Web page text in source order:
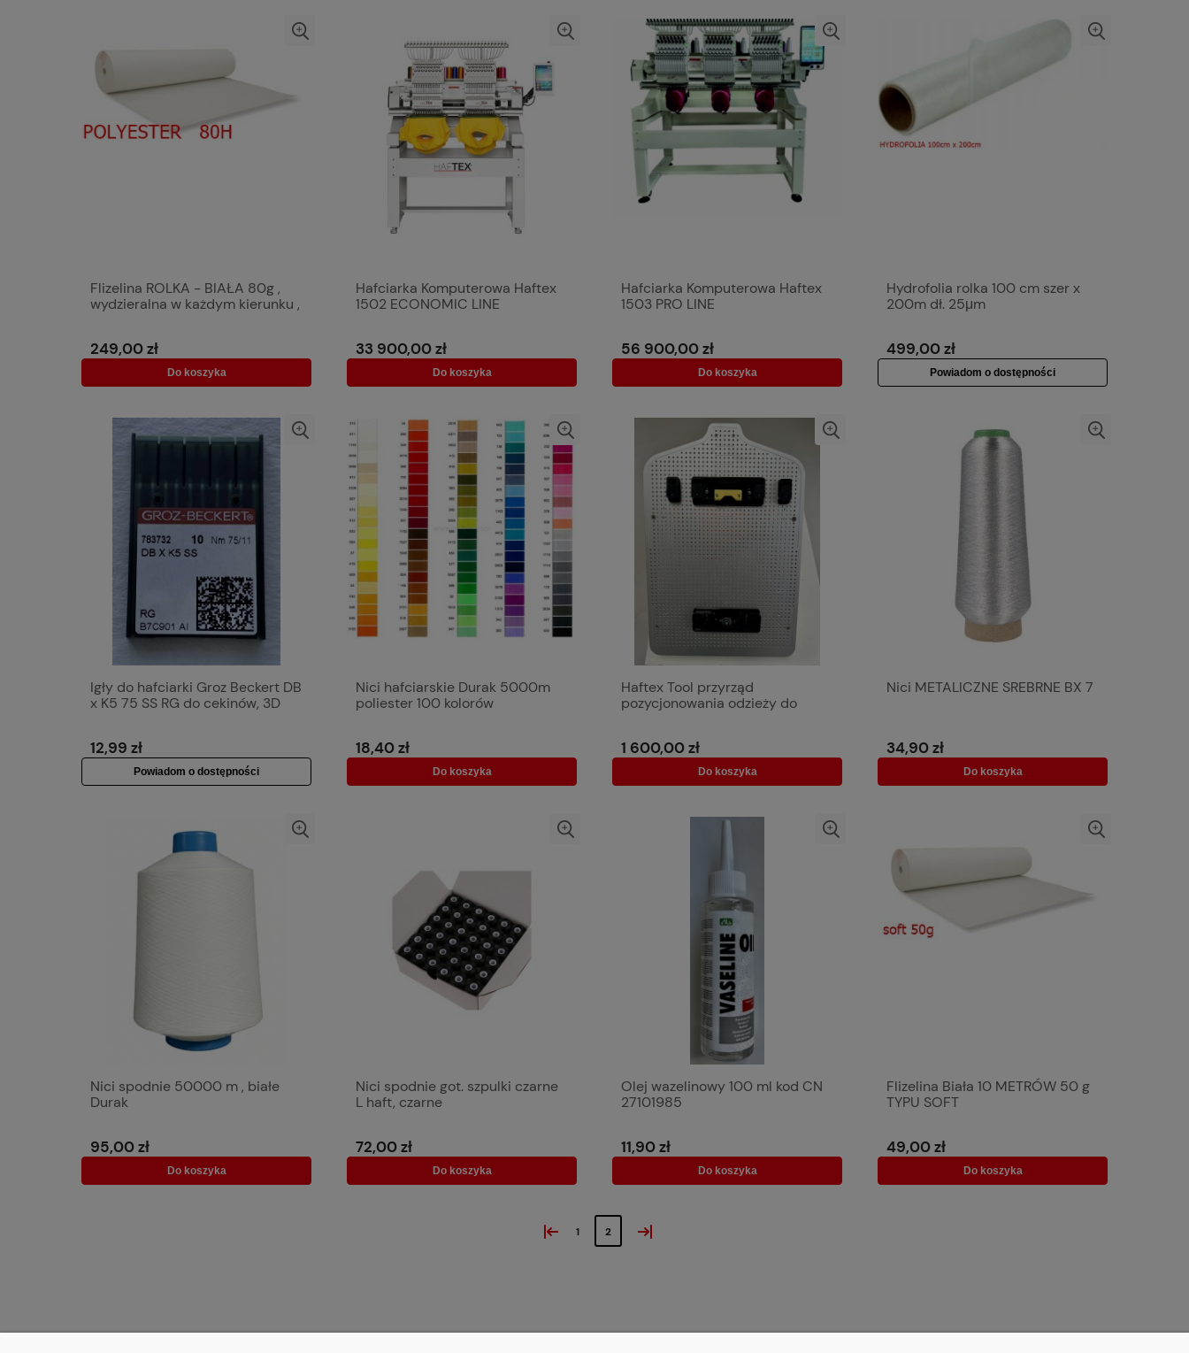
Flizelina ROLKA - BIAŁA 80g ,
wydzieralna w każdym kierunku ,
249,00 zł
Do koszyka
Hafciarka Komputerowa Haftex
1502 ECONOMIC LINE
33 900,00 zł
Do koszyka
Hafciarka Komputerowa Haftex
1503 PRO LINE
56 900,00 zł
Do koszyka
Hydrofolia rolka 100 cm szer x
200m dł. 25μm
499,00 zł
Powiadom o dostępności
Igły do hafciarki Groz Beckert DB
x K5 75 SS RG do cekinów, 3D
12,99 zł
Powiadom o dostępności
Nici hafciarskie Durak 5000m
poliester 100 kolorów
18,40 zł
Do koszyka
Haftex Tool przyrząd
pozycjonowania odzieży do
1 600,00 zł
Do koszyka
Nici METALICZNE SREBRNE BX 7
34,90 zł
Do koszyka
Nici spodnie 50000 m , białe
Durak
95,00 zł
Do koszyka
Nici spodnie got. szpulki czarne
L haft, czarne
72,00 zł
Do koszyka
Olej wazelinowy 100 ml kod CN
27101985
11,90 zł
Do koszyka
Flizelina Biała 10 METRÓW 50 g
TYPU SOFT
49,00 zł
Do koszyka
« 1 2 »